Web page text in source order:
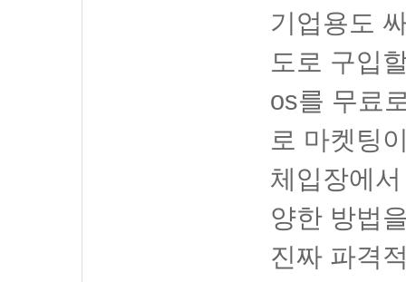
기업용도
도로 구입
os를 무료
로 마켓팅
체입장에
양한 방법
진짜 파격